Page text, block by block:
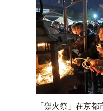
「禦火祭」在京